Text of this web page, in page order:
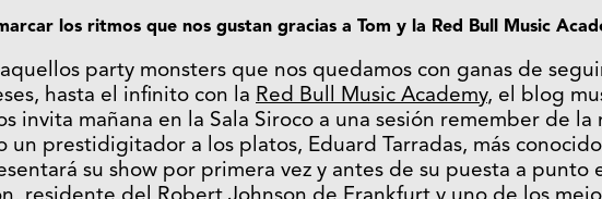
los ritmos que nos gustan gracias a Tom y la Red Bull Music
party monsters que nos quedamos con ganas de
hasta el infinito con la Red Bull Music Academy, el blog
invita mañana en la Sala Siroco a una sesión remember de la
un prestidigitador a los platos, Eduard Tarradas, más
su show por primera vez y antes de su puesta a punto